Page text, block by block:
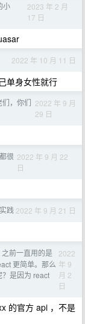
小
2023 年 2 月
17 日
2022 年 10 月 11 日
单身女性就行
，你们 2022 年 9 月
29 日
很 2022 年 9 月 22
日
践 2022 年 9 月 21 日
前一直用的是
更简单。那么
是因为 react
2022
年 9
月 2
日
的官方 api ，不是